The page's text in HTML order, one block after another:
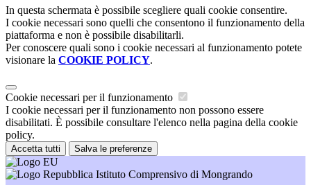
In questa schermata è possibile scegliere quali cookie consentire.
I cookie necessari sono quelli che consentono il funzionamento della
piattaforma e non è possibile disabilitarli.
Per conoscere quali sono i cookie necessari al funzionamento potete
visionare la COOKIE POLICY.
Cookie necessari per il funzionamento
I cookie necessari per il funzionamento non possono essere
disabilitati. È possibile consultare l'elenco nella pagina della cookie
policy.
Accetta tutti Salva le preferenze
Istituto Comprensivo di Mongrando